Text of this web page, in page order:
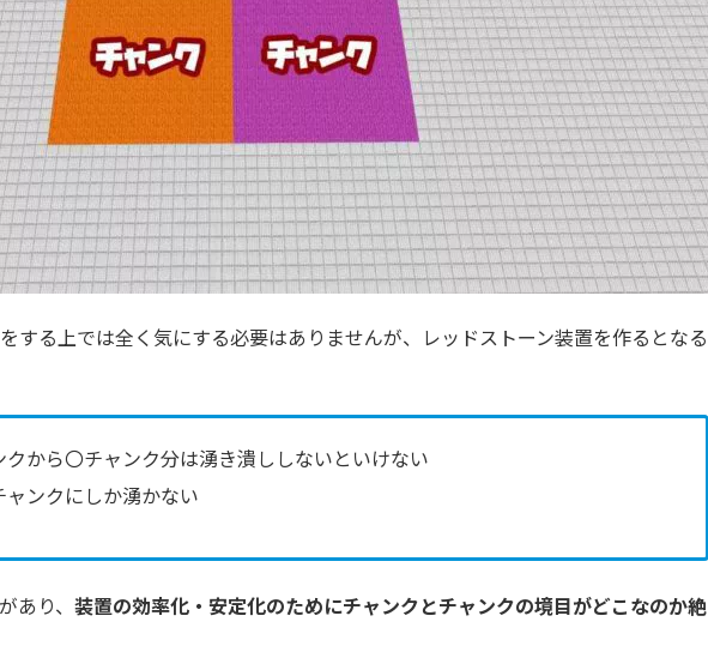
する上では全く気にする必要はありませんが、レッドストーン装置を作るとなる
から〇チャンク分は湧き潰ししないといけない
ンクにしか湧かない
あり、 装置の効率化・安定化のためにチャンクとチャンクの境目がどこなのか絶